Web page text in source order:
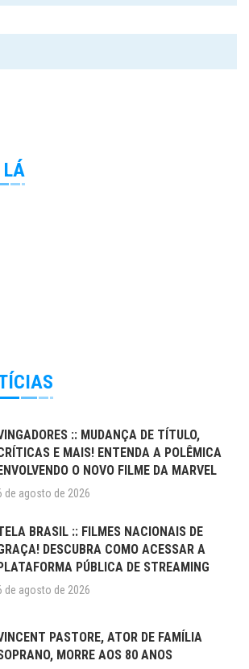
LÁ
:: MUDANÇA DE TÍTULO,
E MAIS! ENTENDA A POLÊMICA
O NOVO FILME DA MARVEL
de agosto de 2026
BRASIL :: FILMES NACIONAIS DE
DESCUBRA COMO ACESSAR A
PÚBLICA DE STREAMING
de agosto de 2026
PASTORE, ATOR DE FAMÍLIA
MORRE AOS 80 ANOS